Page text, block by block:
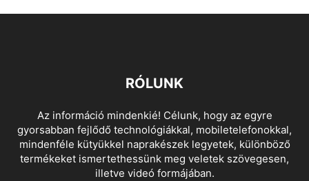
RÓLUNK
Az információ mindenkié! Célunk, hogy az egyre
gyorsabban fejlődő technológiákkal, mobiletelefonokkal,
mindenféle kütyükkel naprakészek legyetek, különböző
termékeket ismertethessünk meg veletek szövegesen,
illetve videó formájában.